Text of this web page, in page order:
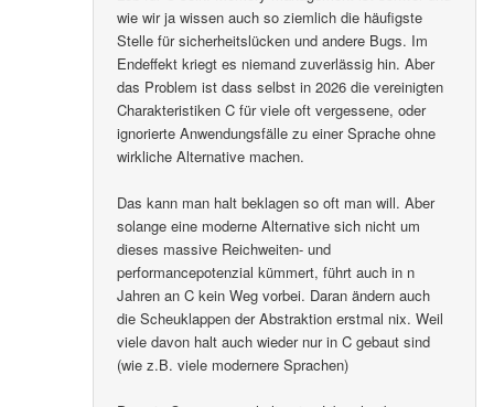
wie wir ja wissen auch so ziemlich die häufigste
Stelle für sicherheitslücken und andere Bugs. Im
Endeffekt kriegt es niemand zuverlässig hin. Aber
das Problem ist dass selbst in 2026 die vereinigten
Charakteristiken C für viele oft vergessene, oder
ignorierte Anwendungsfälle zu einer Sprache ohne
wirkliche Alternative machen.
Das kann man halt beklagen so oft man will. Aber
solange eine moderne Alternative sich nicht um
dieses massive Reichweiten- und
performancepotenzial kümmert, führt auch in n
Jahren an C kein Weg vorbei. Daran ändern auch
die Scheuklappen der Abstraktion erstmal nix. Weil
viele davon halt auch wieder nur in C gebaut sind
(wie z.B. viele modernere Sprachen)